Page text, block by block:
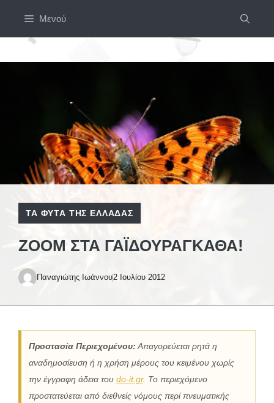
περιεχόμενο
Μενού
ΤΑ ΦΥΤΆ ΤΗΣ ΕΛΛΆΔΑΣ
ZOOM ΣΤΑ ΓΑΪΔΟΥΡΆΓΚΑΘΑ!
Παναγιώτης Ιωάννου2 Ιουλίου 2012
Προστασία Περιεχομένου: Απαγορεύεται ρητά η
αναδημοσίευση ή η χρήση μέρους του κειμένου χωρίς
την έγγραφη άδεια του do-it.gr. Το περιεχόμενο
προστατεύεται από διεθνείς νόμους περί πνευματικής